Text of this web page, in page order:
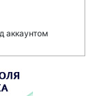
аккаунтом